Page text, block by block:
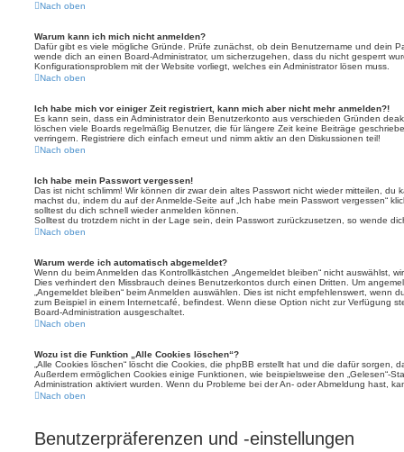
Nach oben
Warum kann ich mich nicht anmelden?
Dafür gibt es viele mögliche Gründe. Prüfe zunächst, ob dein Benutzername und dein
wende dich an einen Board-Administrator, um sicherzugehen, dass du nicht gesperrt
Konfigurationsproblem mit der Website vorliegt, welches ein Administrator lösen muss.
Nach oben
Ich habe mich vor einiger Zeit registriert, kann mich aber nicht mehr anmelden?!
Es kann sein, dass ein Administrator dein Benutzerkonto aus verschieden Gründen
löschen viele Boards regelmäßig Benutzer, die für längere Zeit keine Beiträge
verringern. Registriere dich einfach erneut und nimm aktiv an den Diskussionen teil!
Nach oben
Ich habe mein Passwort vergessen!
Das ist nicht schlimm! Wir können dir zwar dein altes Passwort nicht wieder mitteilen, du
machst du, indem du auf der Anmelde-Seite auf „Ich habe mein Passwort vergessen“
solltest du dich schnell wieder anmelden können.
Solltest du trotzdem nicht in der Lage sein, dein Passwort zurückzusetzen, so wende
Nach oben
Warum werde ich automatisch abgemeldet?
Wenn du beim Anmelden das Kontrollkästchen „Angemeldet bleiben“ nicht auswählst,
Dies verhindert den Missbrauch deines Benutzerkontos durch einen Dritten. Um
„Angemeldet bleiben“ beim Anmelden auswählen. Dies ist nicht empfehlenswert, wenn
zum Beispiel in einem Internetcafé, befindest. Wenn diese Option nicht zur Verfügung
Board-Administration ausgeschaltet.
Nach oben
Wozu ist die Funktion „Alle Cookies löschen“?
„Alle Cookies löschen“ löscht die Cookies, die phpBB erstellt hat und die dafür sorgen,
Außerdem ermöglichen Cookies einige Funktionen, wie beispielsweise den „Gelesen“-
Administration aktiviert wurden. Wenn du Probleme bei der An- oder Abmeldung hast,
Nach oben
Benutzerpräferenzen und -einstellungen